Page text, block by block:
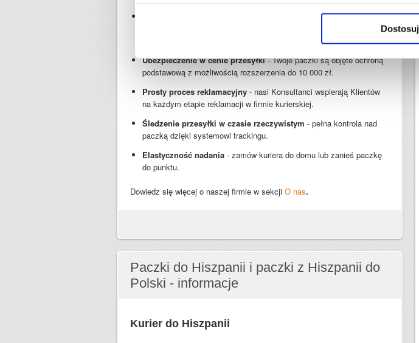
Dostosuj
- stosujemy protokoły
SSL, obsługujemy Blik, Google Pay, Apple Pay, karty płatniczy oraz
Ubezpieczenie w cenie przesyłki- Twoje paczki są objęte ochroną
podstawową z możliwością rozszerzenia do 10 000 zł.
Prosty proces reklamacyjny - nasi Konsultanci wspierają Klientów
na każdym etapie reklamacji w firmie kurierskiej.
Śledzenie przesyłki w czasie rzeczywistym - pełna kontrola nad
paczką dzięki systemowi trackingu.
Elastyczność nadania - zamów kuriera do domu lub zanieś paczkę
do punktu.
Dowiedz się więcej o naszej firmie w sekcji O nas.
Paczki do Hiszpanii i paczki z Hiszpanii do
Polski - informacje
Kurier do Hiszpanii